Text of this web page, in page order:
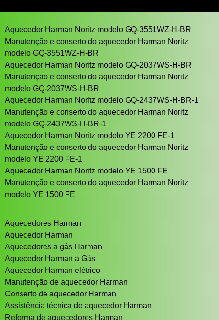
Aquecedor Harman Noritz modelo GQ-3551WZ-H-BR
Manutenção e conserto do aquecedor Harman Noritz
modelo GQ-3551WZ-H-BR
Aquecedor Harman Noritz modelo GQ-2037WS-H-BR
Manutenção e conserto do aquecedor Harman Noritz
modelo GQ-2037WS-H-BR
Aquecedor Harman Noritz modelo GQ-2437WS-H-BR-1
Manutenção e conserto do aquecedor Harman Noritz
modelo GQ-2437WS-H-BR-1
Aquecedor Harman Noritz modelo YE 2200 FE-1
Manutenção e conserto do aquecedor Harman Noritz
modelo YE 2200 FE-1
Aquecedor Harman Noritz modelo YE 1500 FE
Manutenção e conserto do aquecedor Harman Noritz
modelo YE 1500 FE
Aquecedores Harman
Aquecedor Harman
Aquecedores a gás Harman
Aquecedor Harman a Gás
Aquecedor Harman elétrico
Manutenção de aquecedor Harman
Conserto de aquecedor Harman
Assistência técnica de aquecedor Harman
Reforma de aquecedores Harman